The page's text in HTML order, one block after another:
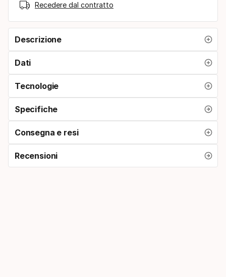
Recedere dal contratto
Descrizione
Dati
Tecnologie
Specifiche
Consegna e resi
Recensioni